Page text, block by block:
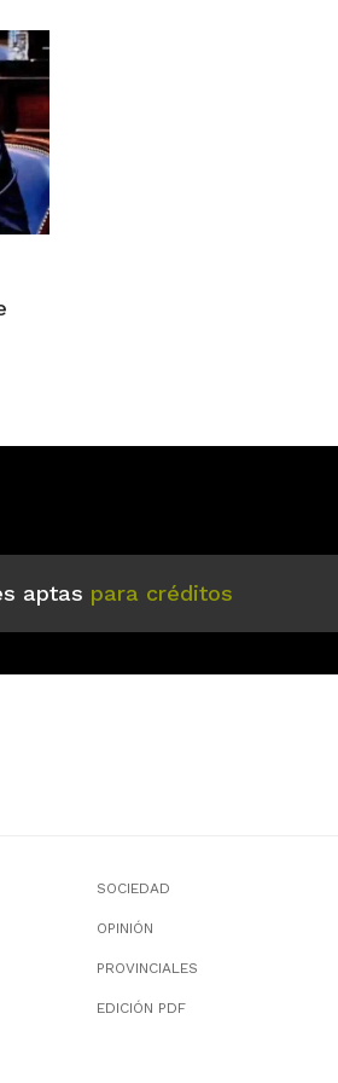
aptas para créditos
SOCIEDAD
OPINIÓN
PROVINCIALES
EDICIÓN PDF